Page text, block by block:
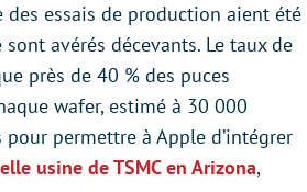
essais de production aient été
avérés décevants. Le taux de
près de 40 % des puces
wafer, estimé à 30 000
permettre à Apple d’intégrer
usine de TSMC en Arizona,